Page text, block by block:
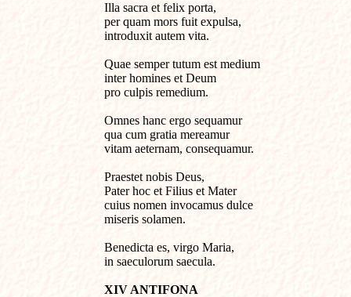
Illa sacra et felix porta,
per quam mors fuit expulsa,
introduxit autem vita.
Quae semper tutum est medium
inter homines et Deum
pro culpis remedium.
Omnes hanc ergo sequamur
qua cum gratia mereamur
vitam aeternam, consequamur.
Praestet nobis Deus,
Pater hoc et Filius et Mater
cuius nomen invocamus dulce
miseris solamen.
Benedicta es, virgo Maria,
in saeculorum saecula.
XIV ANTIFONA